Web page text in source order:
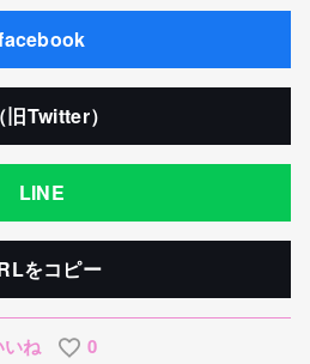
旧Twitter）
LINE
をコピー
いね 0